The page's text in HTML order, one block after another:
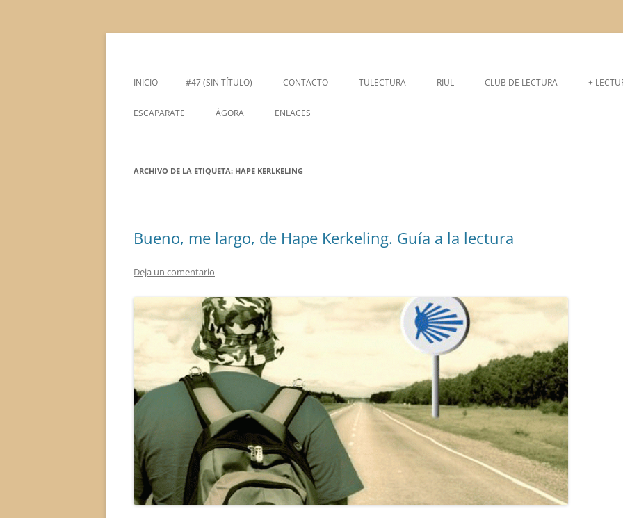
Saltar
INICIO #47 (SIN TÍTULO) CONTACTO TULECTURA RIUL CLUB DE LECTURA
CURSO 2018-2019
CURSO 2017-2018
CURSO 2016-2017
CURSO 2015-2016
CURSO 2014-2015
CURSO 2013-2014
+
ESCAPARATE ÁGORA
ÁGORA LITERARIA
ENLACES
ARCHIVO DE LA ETIQUETA: HAPE KERLKELING
Bueno, me largo, de Hape Kerkeling. Guía a la lectura
Deja un comentario